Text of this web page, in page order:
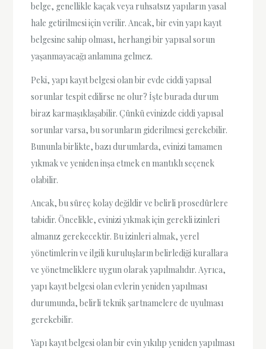
belge, genellikle kaçak veya ruhsatsız yapıların yasal
hale getirilmesi için verilir. Ancak, bir evin yapı kayıt
belgesine sahip olması, herhangi bir yapısal sorun
yaşanmayacağı anlamına gelmez.
Peki, yapı kayıt belgesi olan bir evde ciddi yapısal
sorunlar tespit edilirse ne olur? İşte burada durum
biraz karmaşıklaşabilir. Çünkü evinizde ciddi yapısal
sorunlar varsa, bu sorunların giderilmesi gerekebilir.
Bununla birlikte, bazı durumlarda, evinizi tamamen
yıkmak ve yeniden inşa etmek en mantıklı seçenek
olabilir.
Ancak, bu süreç kolay değildir ve belirli prosedürlere
tabidir. Öncelikle, evinizi yıkmak için gerekli izinleri
almanız gerekecektir. Bu izinleri almak, yerel
yönetimlerin ve ilgili kuruluşların belirlediği kurallara
ve yönetmeliklere uygun olarak yapılmalıdır. Ayrıca,
yapı kayıt belgesi olan evlerin yeniden yapılması
durumunda, belirli teknik şartnamelere de uyulması
gerekebilir.
Yapı kayıt belgesi olan bir evin yıkılıp yeniden yapılması